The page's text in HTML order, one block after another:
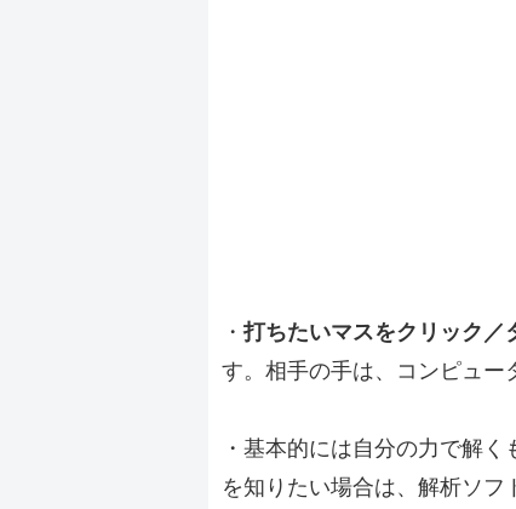
・打ちたいマスをクリック／
す。相手の手は、コンピュー
・基本的には自分の力で解
を知りたい場合は、解析ソフ